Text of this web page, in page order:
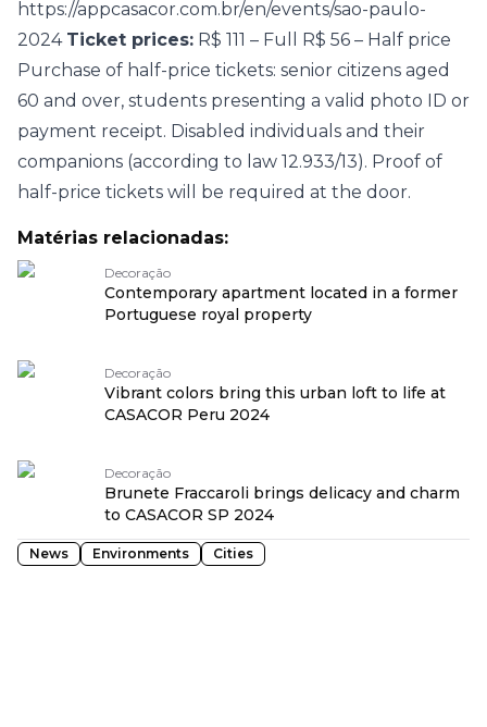
https://appcasacor.com.br/en/events/sao-paulo-
2024 Ticket prices: R$ 111 – Full
R$ 56 – Half price
Purchase of half-price tickets: senior citizens aged
60 and over, students presenting a valid photo ID or
payment receipt. Disabled individuals and their
companions (according to law 12.933/13). Proof of
half-price tickets will be required at the door.
Matérias relacionadas:
Decoração
Contemporary apartment located in a former
Portuguese royal property
Decoração
Vibrant colors bring this urban loft to life at
CASACOR Peru 2024
Decoração
Brunete Fraccaroli brings delicacy and charm
to CASACOR SP 2024
News Environments Cities